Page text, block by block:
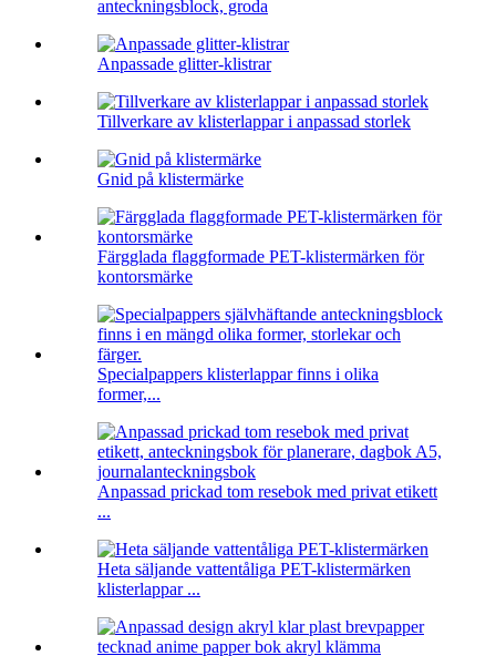
anteckningsblock, groda
Anpassade glitter-klistrar
Tillverkare av klisterlappar i anpassad storlek
Gnid på klistermärke
Färgglada flaggformade PET-klistermärken för
kontorsmärke
Specialpappers klisterlappar finns i olika
former,...
Anpassad prickad tom resebok med privat etikett
...
Heta säljande vattentåliga PET-klistermärken
klisterlappar ...